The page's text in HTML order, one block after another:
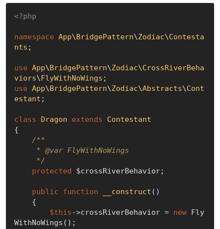
<?php
namespace App\BridgePattern\Zodiac\Contesta
nts ;
use App\BridgePattern\Zodiac\CrossRiverBeha
viors\FlyWithNoWings
use App\BridgePattern\Zodiac\Abstracts\Cont
estant ;
class Dragon extends
Contestant
{
/**
     *
@var FlyWithNoWings
     */
protected $crossRiverBehavior;
public function __construct ()
{
$this->crossRiverBehavior = new Fly
WithNoWings();